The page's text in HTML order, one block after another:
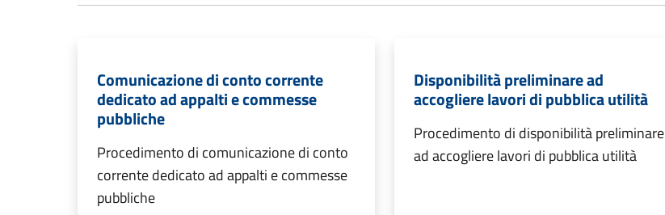
Comunicazione di conto corrente
dedicato ad appalti e commesse
pubbliche
Procedimento di comunicazione di conto
corrente dedicato ad appalti e commesse
pubbliche
Disponibilità preliminare ad
accogliere lavori di pubblica utilità
Procedimento di disponibilità preliminare
ad accogliere lavori di pubblica utilità